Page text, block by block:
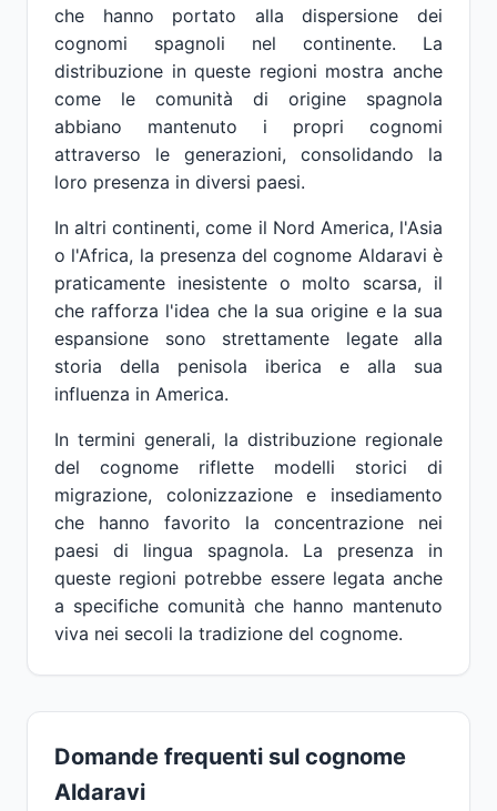
che hanno portato alla dispersione dei
cognomi spagnoli nel continente. La
distribuzione in queste regioni mostra anche
come le comunità di origine spagnola
abbiano mantenuto i propri cognomi
attraverso le generazioni, consolidando la
loro presenza in diversi paesi.
In altri continenti, come il Nord America, l'Asia
o l'Africa, la presenza del cognome Aldaravi è
praticamente inesistente o molto scarsa, il
che rafforza l'idea che la sua origine e la sua
espansione sono strettamente legate alla
storia della penisola iberica e alla sua
influenza in America.
In termini generali, la distribuzione regionale
del cognome riflette modelli storici di
migrazione, colonizzazione e insediamento
che hanno favorito la concentrazione nei
paesi di lingua spagnola. La presenza in
queste regioni potrebbe essere legata anche
a specifiche comunità che hanno mantenuto
viva nei secoli la tradizione del cognome.
Domande frequenti sul cognome
Aldaravi